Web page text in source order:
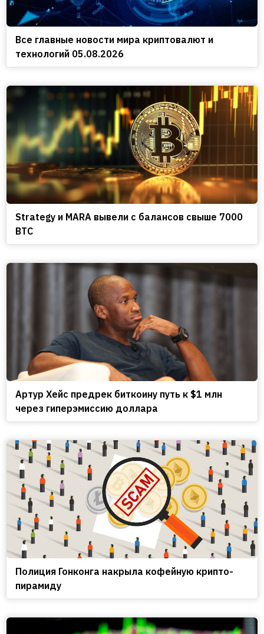
Все главные новости мира криптовалют и
технологий 05.08.2026
Strategy и MARA вывели с балансов свыше 7000
BTC
Артур Хейс предрек биткоину путь к $1 млн
через гиперэмиссию доллара
Полиция Гонконга накрыла кофейную крипто-
пирамиду